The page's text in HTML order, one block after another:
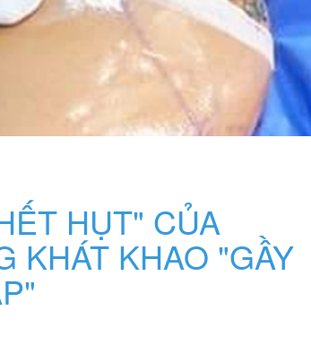
HỤT" CỦA
KHÁT KHAO "GẦY